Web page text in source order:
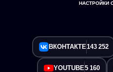
НАСТРОЙКИ
ВКОНТАКТЕ143 252
YOUTUBE5 160